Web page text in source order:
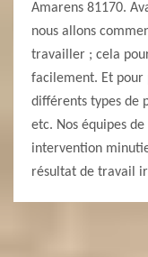
Amarens 81170.
nous allons
travailler ; cela
facilement. Et pour
différents types de
etc. Nos équipes
intervention
résultat de travail